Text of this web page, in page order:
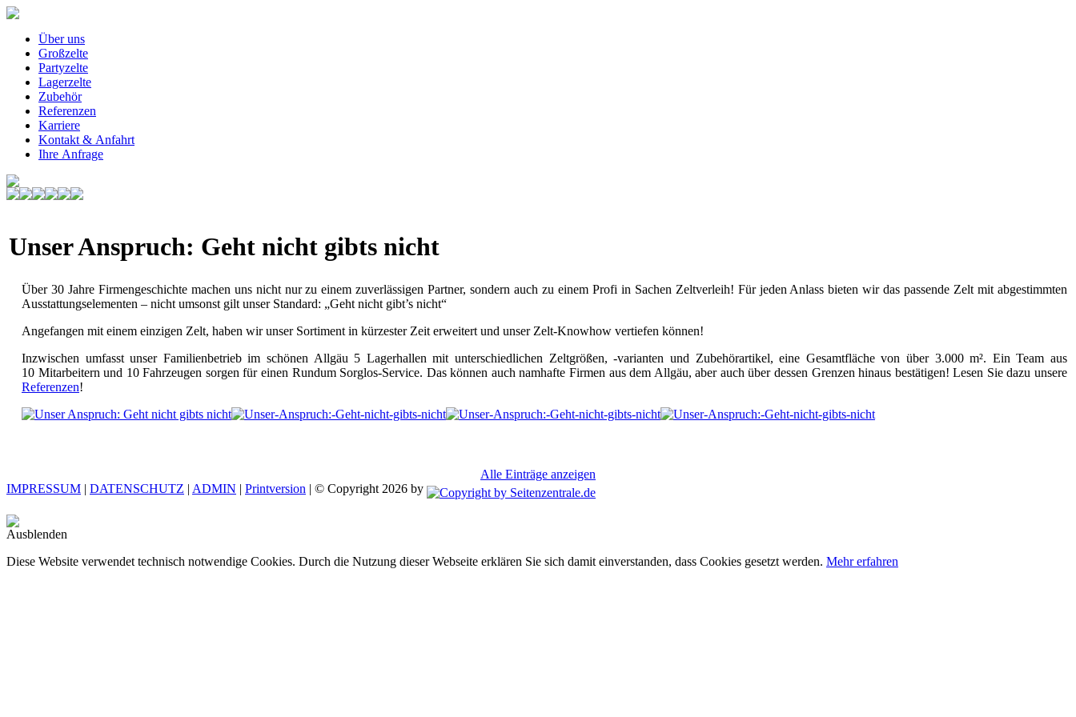
Über uns
Großzelte
Partyzelte
Lagerzelte
Zubehör
Referenzen
Karriere
Kontakt & Anfahrt
Ihre Anfrage
Unser Anspruch: Geht nicht gibts nicht
Über 30 Jahre Firmengeschichte machen uns nicht nur zu einem zuverlässigen Partner, sondern auch zu einem Profi in Sachen Zeltverleih! Für jeden Anlass bieten wir das passende Zelt mit abgestimmten
Ausstattungselementen – nicht umsonst gilt unser Standard: „Geht nicht gibt’s nicht“
Angefangen mit einem einzigen Zelt, haben wir unser Sortiment in kürzester Zeit erweitert und unser Zelt-Knowhow vertiefen können!
Inzwischen umfasst unser Familienbetrieb im schönen Allgäu 5 Lagerhallen mit unterschiedlichen Zeltgrößen, -varianten und Zubehörartikel, eine Gesamtfläche von über 3.000 m². Ein Team aus
10 Mitarbeitern und 10 Fahrzeugen sorgen für einen Rundum Sorglos-Service. Das können auch namhafte Firmen aus dem Allgäu, aber auch über dessen Grenzen hinaus bestätigen! Lesen Sie dazu unsere
Referenzen!
Alle Einträge anzeigen
IMPRESSUM | DATENSCHUTZ | ADMIN | Printversion | © Copyright 2026 by
Ausblenden
Diese Website verwendet technisch notwendige Cookies. Durch die Nutzung dieser Webseite erklären Sie sich damit einverstanden, dass Cookies gesetzt werden. Mehr erfahren